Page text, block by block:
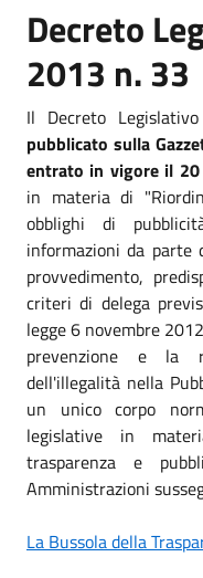
Decreto
2013 n. 33
Il Decreto
pubblicato sulla
entrato in vigore il
in materia di
obblighi di
informazioni da parte
provvedimento,
criteri di delega
legge 6 novembre
prevenzione e la
dell'illegalità nella
un unico corpo
legislative in
trasparenza e
Amministrazioni
La Bussola della